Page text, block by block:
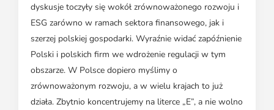
dyskusje toczyły się wokół zrównoważonego rozwoju i
ESG zarówno w ramach sektora finansowego, jak i
szerzej polskiej gospodarki. Wyraźnie widać zapóźnienie
Polski i polskich firm we wdrożenie regulacji w tym
obszarze. W Polsce dopiero myślimy o
zrównoważonym rozwoju, a w wielu krajach to już
działa. Zbytnio koncentrujemy na literce „E”, a nie wolno